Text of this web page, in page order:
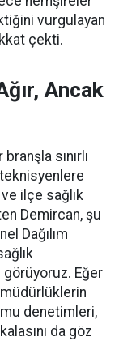
vurgulayan
çekti.
Ancak
sınırlı
ilçe sağlık
Demircan, şu
Dağılım
görüyoruz. Eğer
müdürlüklerin
denetimleri,
da göz